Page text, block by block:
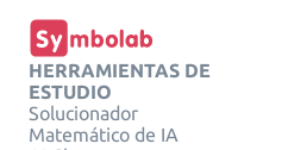
HERRAMIENTAS DE
ESTUDIO
Solucionador
Matemático de IA